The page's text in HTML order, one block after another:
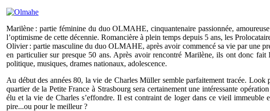
Marilène : partie féminine du duo OLMAHE, cinquantenaire passionnée,
l’optimisme de cette décennie. Romancière à plein temps depuis 5 ans, les
Olivier : partie masculine du duo OLMAHE, après avoir commencé sa vie par une
en particulier sur presque 50 ans. Après avoir rencontré Marilène, ils ont donc fait
politique, musiques, drames nationaux, adolescence.
Au début des années 80, la vie de Charles Müller semble parfaitement tracée.
quartier de la Petite France à Strasbourg sera certainement une intéressante
élu et la vie de Charles s’effondre. Il est contraint de loger dans ce vieil immeuble
pire...ou pour le meilleur ?